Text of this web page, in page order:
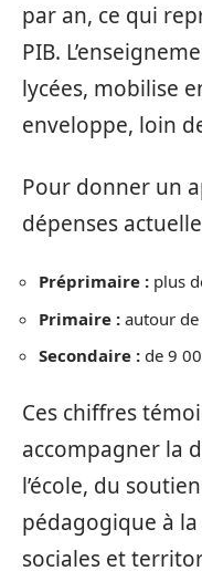
par an, ce qui
PIB.
lycées, mobilise
enveloppe, loin
Pour donner un
dépenses
Préprimaire : plus
Primaire : autour
Secondaire : de 9
Ces chiffres
accompagner la
l’école, du
pédagogique à
sociales et